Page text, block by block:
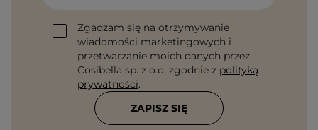
Zgadzam się na otrzymywanie
wiadomości marketingowych i
przetwarzanie moich danych przez
Cosibella sp. z o.o, zgodnie z polityką
prywatności.
ZAPISZ SIĘ